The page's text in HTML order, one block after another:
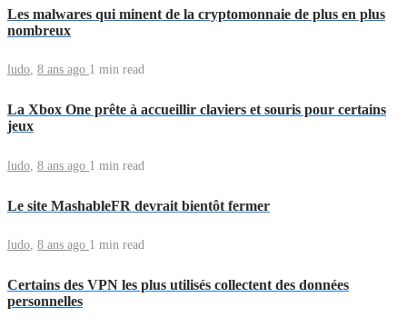
Les malwares qui minent de la cryptomonnaie de plus en plus
nombreux
ludo, 8 ans ago 1 min read
La Xbox One prête à accueillir claviers et souris pour certains
jeux
ludo 8 ans ago 1 min read
Le site MashableFR devrait bientôt fermer
ludo, 8 ans ago 1 min read
Certains des VPN les plus utilisés collectent des données
personnelles